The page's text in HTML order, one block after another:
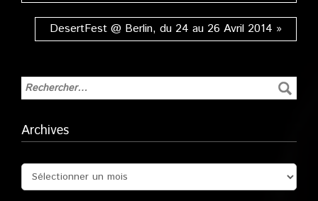
DesertFest @ Berlin, du 24 au 26 Avril 2014 »
Archives